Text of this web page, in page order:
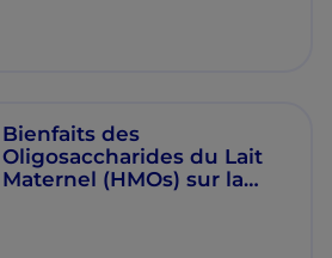
Bienfaits des
Oligosaccharides du Lait
Maternel (HMOs) sur la